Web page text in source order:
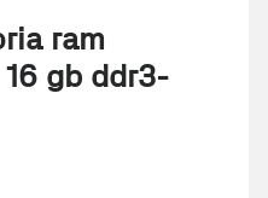
ram
gb ddr3-